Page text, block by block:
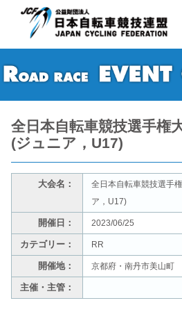
全日本自転車競技選手権
(ジュニア，U17)
大会名：
全日本自転車競技選手
ア，U17)
開催日： 2023/06/25
カテゴリー： RR
開催地： 京都府・南丹市美山町
主催・主管：